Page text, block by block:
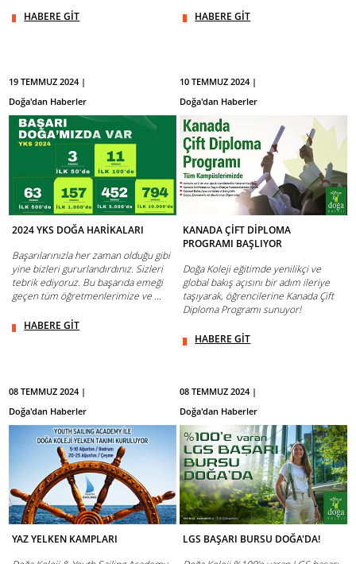
HABERE GİT HABERE GİT
19 TEMMUZ 2024 |
Doğa'dan Haberler
2024 YKS DOĞA HARİKALARI
Başarılarınızla her zaman olduğu gibi
yine bizleri gururlandırdınız. Sizleri
tebrik ediyoruz. Bu başarıda emeği
geçen tüm öğretmenlerimize ve ...
HABERE GİT
10 TEMMUZ 2024 |
Doğa'dan Haberler
KANADA ÇİFT DİPLOMA
PROGRAMI BAŞLIYOR
Doğa Koleji eğitimde yenilikçi ve
global bakış açısını bir adım ileriye
taşıyarak, öğrencilerine Kanada Çift
Diploma Programı sunuyor!
HABERE GİT
08 TEMMUZ 2024 |
Doğa'dan Haberler
YAZ YELKEN KAMPLARI
08 TEMMUZ 2024 |
Doğa'dan Haberler
LGS BAŞARI BURSU DOĞA'DA!